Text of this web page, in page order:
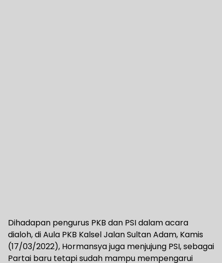
Dihadapan pengurus PKB dan PSI dalam acara
dialoh, di Aula PKB Kalsel Jalan Sultan Adam, Kamis
(17/03/2022), Hormansya juga menjujung PSI, sebagai
Partai baru tetapi sudah mampu mempengarui